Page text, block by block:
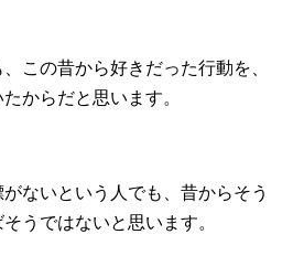
この昔から好きだった行動を、
からだと思います。
ないという人でも、昔からそう
うではないと思います。